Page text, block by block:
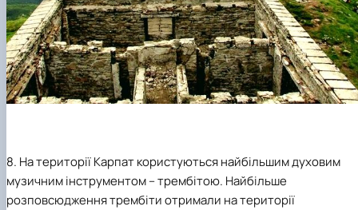
8. На території Карпат користуються найбільшим духовим
музичним інструментом – трембітою. Найбільше
розповсюдження трембіти отримали на території